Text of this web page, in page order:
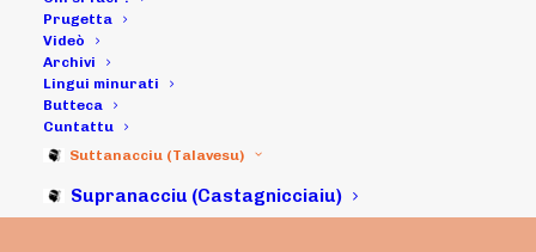
Prugetta
Videò
Archivi
Lingui minurati
Butteca
Cuntattu
Suttanacciu (Talavesu)
Supranacciu (Castagnicciaiu)
ritratta B)
16/05/2016